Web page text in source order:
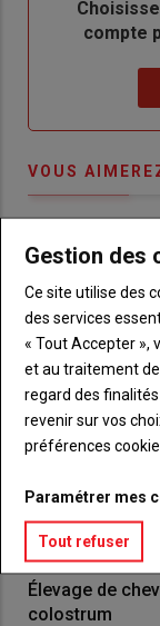
Body
compte
VOUS
Élevage de
colostrum
Gestion des
Ce site utilise des
des services
« Tout Accepter »,
et au traitement
regard des
revenir sur vos
préférences
Paramétrer mes
Tout refuser